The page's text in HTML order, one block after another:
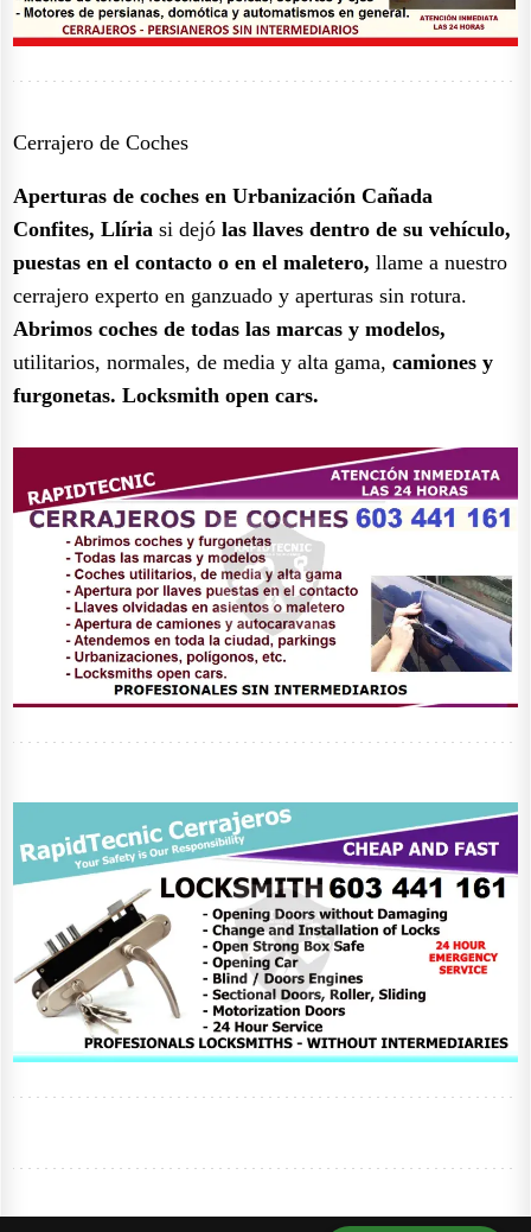
Cerrajero de Coches
Aperturas de coches en Urbanización Cañada
Confites, Llíria si dejó las llaves dentro de su vehículo,
puestas en el contacto o en el maletero, llame a nuestro
cerrajero experto en ganzuado y aperturas sin rotura.
Abrimos coches de todas las marcas y modelos,
utilitarios, normales, de media y alta gama, camiones y
furgonetas. Locksmith open cars.